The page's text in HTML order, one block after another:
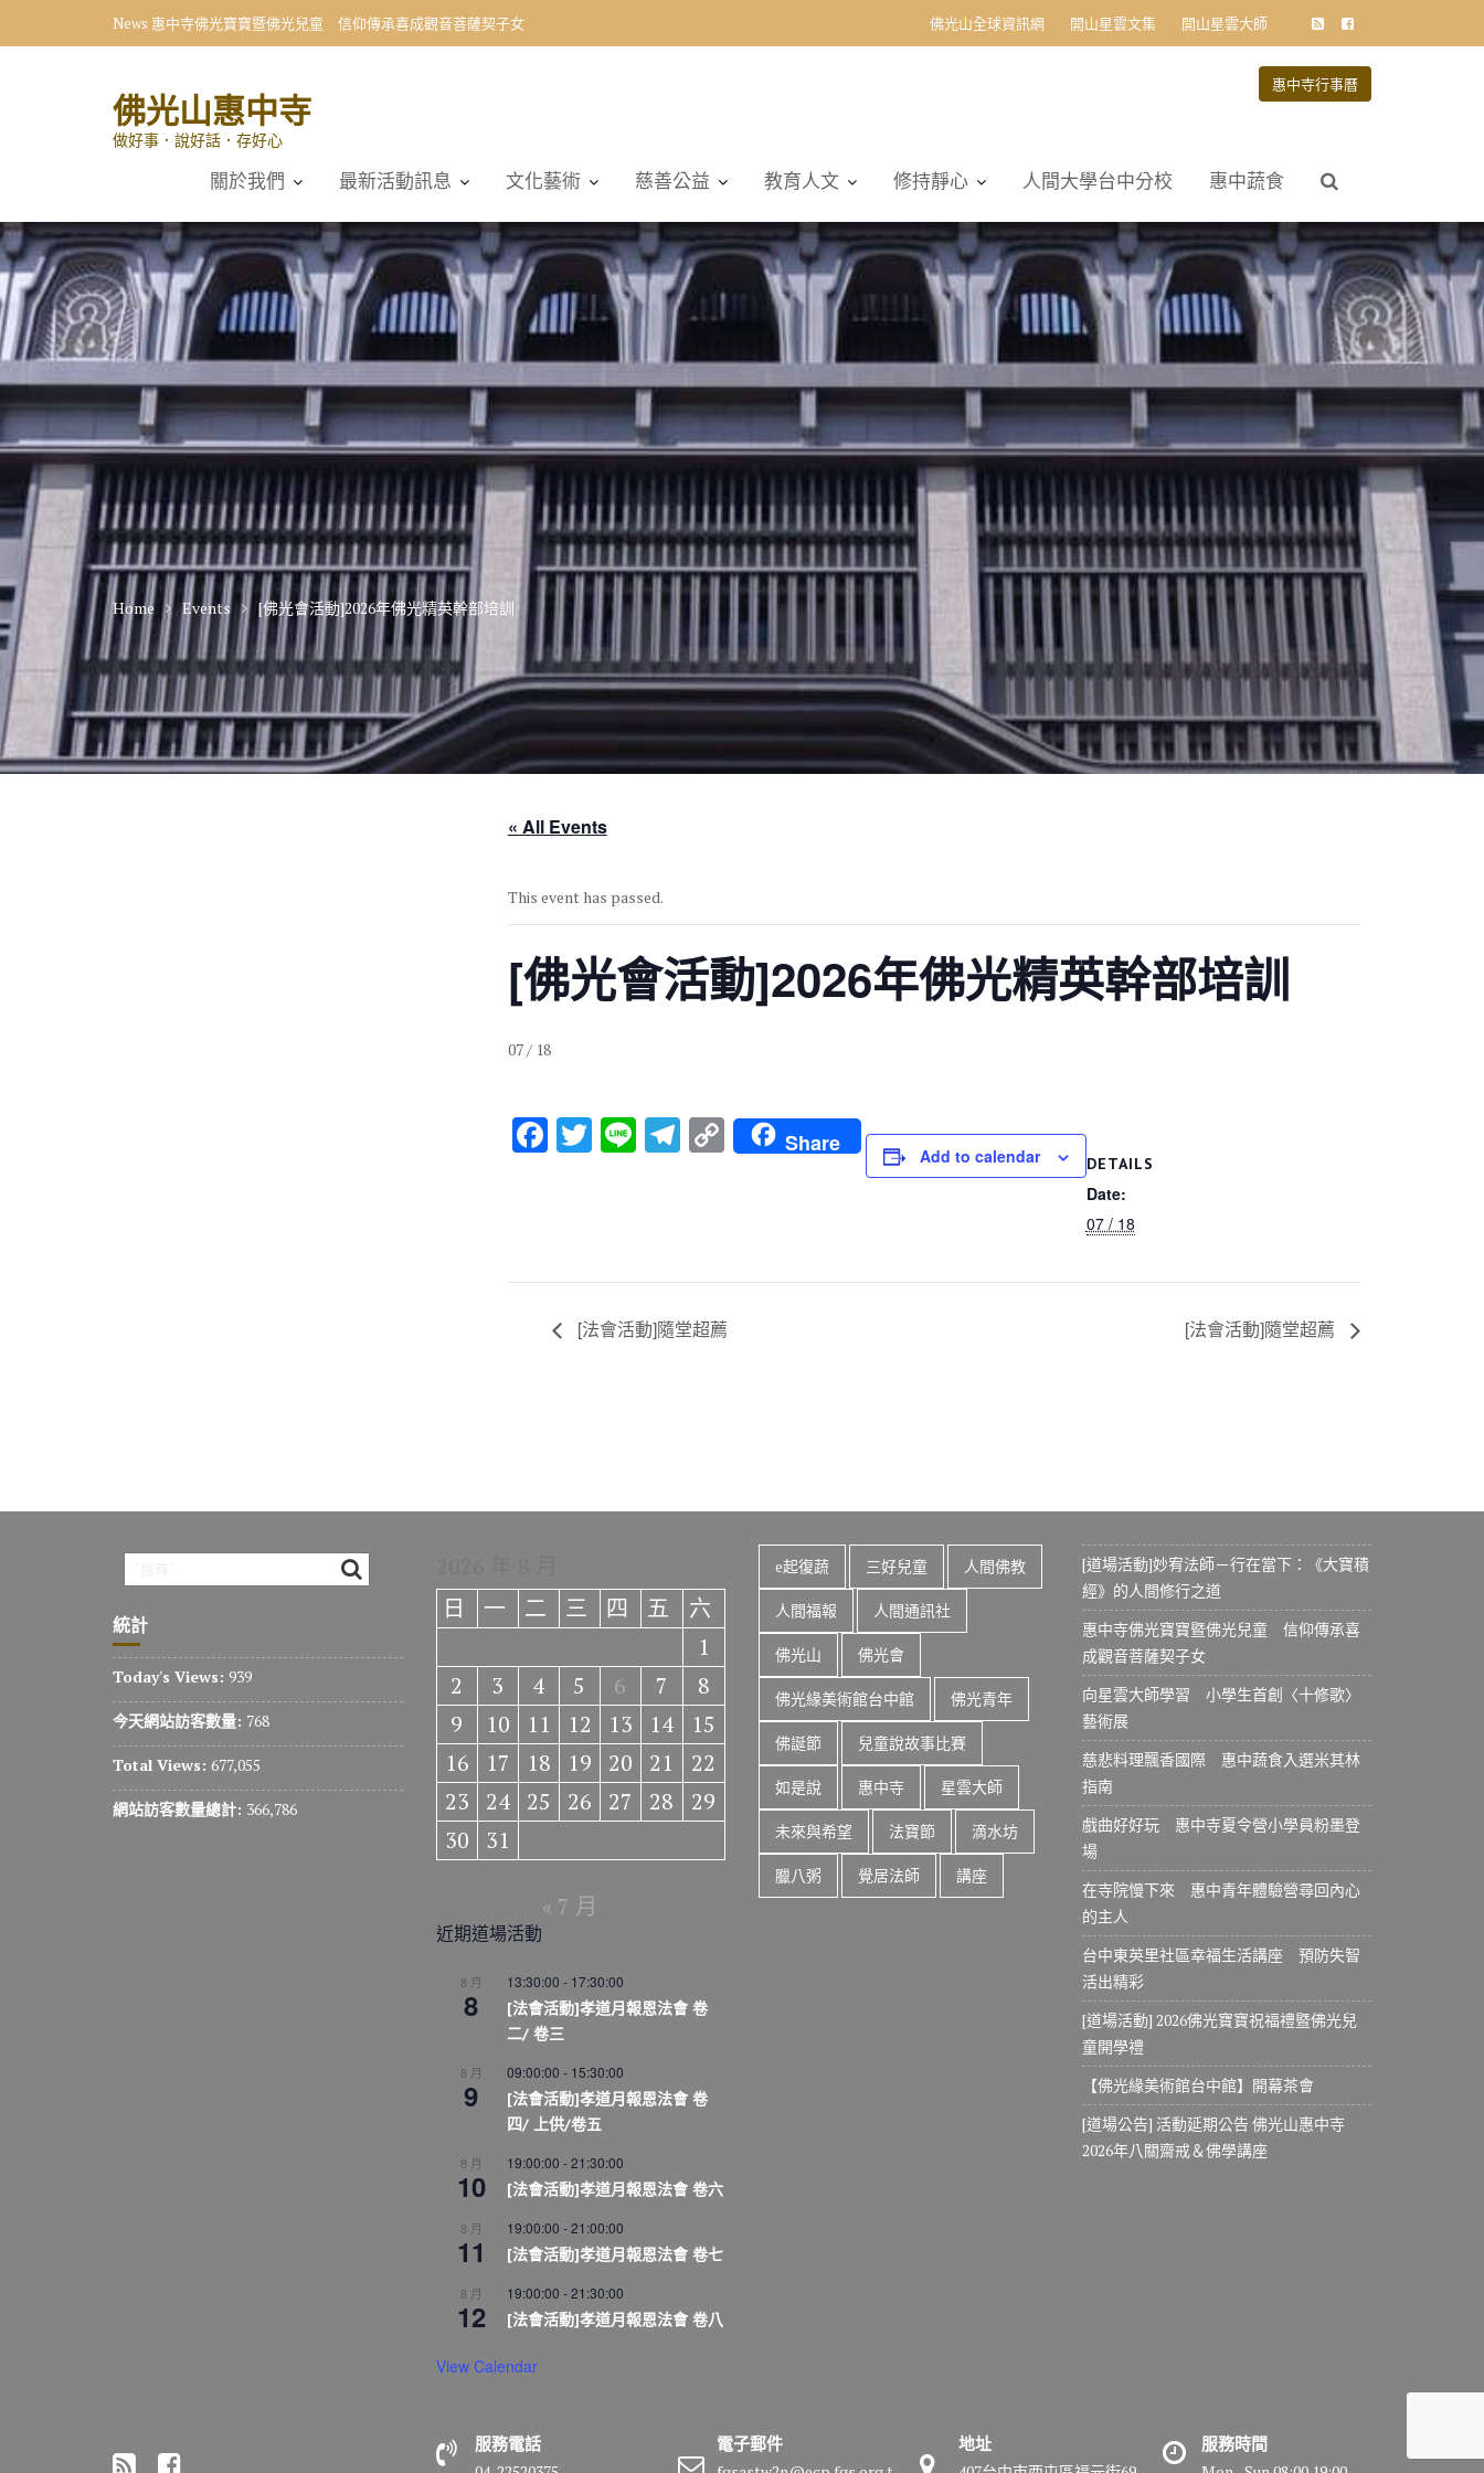
News 惠中寺佛光寶寶暨佛光兒童 信仰傳承喜成觀音菩薩契子女 佛光山全球資訊網 開山星雲文集 開山星雲大師
佛光山惠中寺
做好事．說好話．存好心
惠中寺行事曆
關於我們 最新活動訊息 文化藝術 慈善公益 教育人文 修持靜心 人間大學台中分校 惠中蔬食
Home Events [佛光會活動]2026年佛光精英幹部培訓
« All Events
This event has passed.
[佛光會活動]2026年佛光精英幹部培訓
07 / 18
F
b
o
o
T Li T
a
m
C
o
Li
n
k
Share Add to calendar DETAILS
Date:
07 / 18
[法會活動]隨堂超薦 [法會活動]隨堂超薦
統計
Today's Views: 939
今天網站訪客數量: 768
Total Views: 677,055
網站訪客數量總計: 366,786
日
一 二 三 四 五
六
1
2
3 4 5 6 7
8
9
10 11 12 13 14
15
16
17 18 19 20 21
22
23
24 25 26 27 28
29
30
31
« 7 月
近期道場活動
8 月
8
13:30:00 - 17:30:00
[法會活動]孝道月報恩法會 卷
二/ 卷三
8 月
9
09:00:00 - 15:30:00
[法會活動]孝道月報恩法會 卷
四/ 上供/卷五
8 月
10
19:00:00 -21:30:00
[法會活動]孝道月報恩法會 卷六
8 月
11
19:00:00 -21:00:00
[法會活動]孝道月報恩法會 卷七
8 月
12
19:00:00 -21:30:00
[法會活動]孝道月報恩法會 卷八
View Calendar
e起復蔬 三好兒童 人間佛教
人間福報 人間通訊社
佛光山 佛光會
佛光緣美術館台中館 佛光青年
佛誕節 兒童說故事比賽
如是說 惠中寺 星雲大師
未來與希望 法寶節 滴水坊
臘八粥 覺居法師 講座
[道場活動]妙宥法師－行在當下：《大寶積
經》的人間修行之道
惠中寺佛光寶寶暨佛光兒童 信仰傳承喜
成觀音菩薩契子女
向星雲大師學習 小學生首創〈十修歌〉
藝術展
慈悲料理飄香國際 惠中蔬食入選米其林
指南
戲曲好好玩 惠中寺夏令營小學員粉墨登
場
在寺院慢下來 惠中青年體驗營尋回內心
的主人
台中東英里社區幸福生活講座 預防失智
活出精彩
[道場活動] 2026佛光寶寶祝福禮暨佛光兒
童開學禮
【佛光緣美術館台中館】開幕茶會
[道場公告] 活動延期公告 佛光山惠中寺
2026年八關齋戒＆佛學講座
服務電話
電子郵件
地址
服務時間